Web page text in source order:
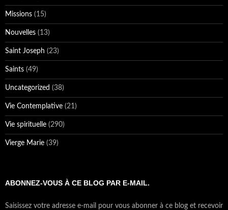
Missions (15)
Nouvelles (13)
Saint Joseph (23)
Saints (49)
Uncategorized (38)
Vie Contemplative (21)
Vie spirituelle (290)
Vierge Marie (39)
ABONNEZ-VOUS À CE BLOG PAR E-MAIL.
Saisissez votre adresse e-mail pour vous abonner à ce blog et recevoir